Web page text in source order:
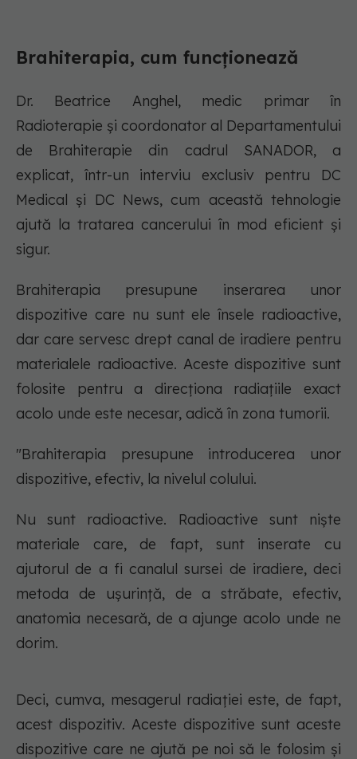
Brahiterapia, cum funcționează
Dr. Beatrice Anghel, medic primar în
Radioterapie și coordonator al Departamentului
de Brahiterapie din cadrul SANADOR, a
explicat, într-un interviu exclusiv pentru DC
Medical și DC News, cum această tehnologie
ajută la tratarea cancerului în mod eficient și
sigur.
Brahiterapia presupune inserarea unor
dispozitive care nu sunt ele însele radioactive,
dar care servesc drept canal de iradiere pentru
materialele radioactive. Aceste dispozitive sunt
folosite pentru a direcționa radiațiile exact
acolo unde este necesar, adică în zona tumorii.
"Brahiterapia presupune introducerea unor
dispozitive, efectiv, la nivelul colului.
Nu sunt radioactive. Radioactive sunt niște
materiale care, de fapt, sunt inserate cu
ajutorul de a fi canalul sursei de iradiere, deci
metoda de ușurință, de a străbate, efectiv,
anatomia necesară, de a ajunge acolo unde ne
dorim.
Deci, cumva, mesagerul radiației este, de fapt,
acest dispozitiv. Aceste dispozitive sunt aceste
dispozitive care ne ajută pe noi să le folosim și